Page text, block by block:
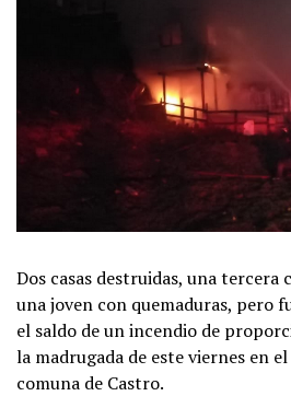
Dos casas destruidas, una tercera
una joven con quemaduras, pero
el saldo de un incendio de
la madrugada de este viernes en
comuna de Castro.